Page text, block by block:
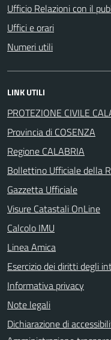
Ufficio Relazioni con il
Uffici e orari
Numeri utili
LINK UTILI
PROTEZIONE CIVILE
Provincia di COSENZA
Regione CALABRIA
Bollettino Ufficiale della
Gazzetta Ufficiale
Visure Catastali OnLine
Calcolo IMU
Linea Amica
Esercizio dei diritti degli
Informativa privacy
Note legali
Dichiarazione di